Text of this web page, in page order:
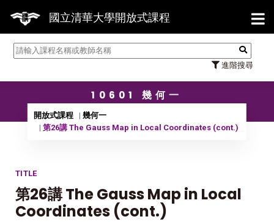
國立清華大學開放式課程
進階搜尋
【
10601 幾何一
開放式課程
幾何一
第26講 The Gauss Map in Local Coordinates (cont.)
TITLE
第26講 The Gauss Map in Local
Coordinates (cont.)